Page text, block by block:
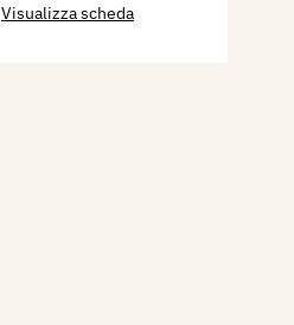
Visualizza scheda